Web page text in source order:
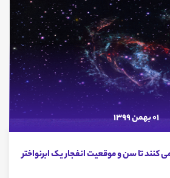
01 بهمن 1399
تا سن و موقعیت انفجار یک ابرنواختر